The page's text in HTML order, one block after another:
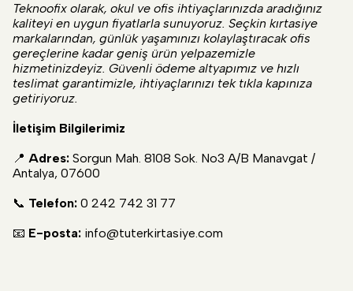
Teknoofix olarak, okul ve ofis ihtiyaçlarınızda aradığınız
kaliteyi en uygun fiyatlarla sunuyoruz. Seçkin kırtasiye
markalarından, günlük yaşamınızı kolaylaştıracak ofis
gereçlerine kadar geniş ürün yelpazemizle
hizmetinizdeyiz. Güvenli ödeme altyapımız ve hızlı
teslimat garantimizle, ihtiyaçlarınızı tek tıkla kapınıza
getiriyoruz.
İletişim Bilgilerimiz
📍 Adres: Sorgun Mah. 8108 Sok. No3 A/B Manavgat /
Antalya, 07600
📞 Telefon: 0 242 742 31 77
📧 E-posta: info@tuterkirtasiye.com